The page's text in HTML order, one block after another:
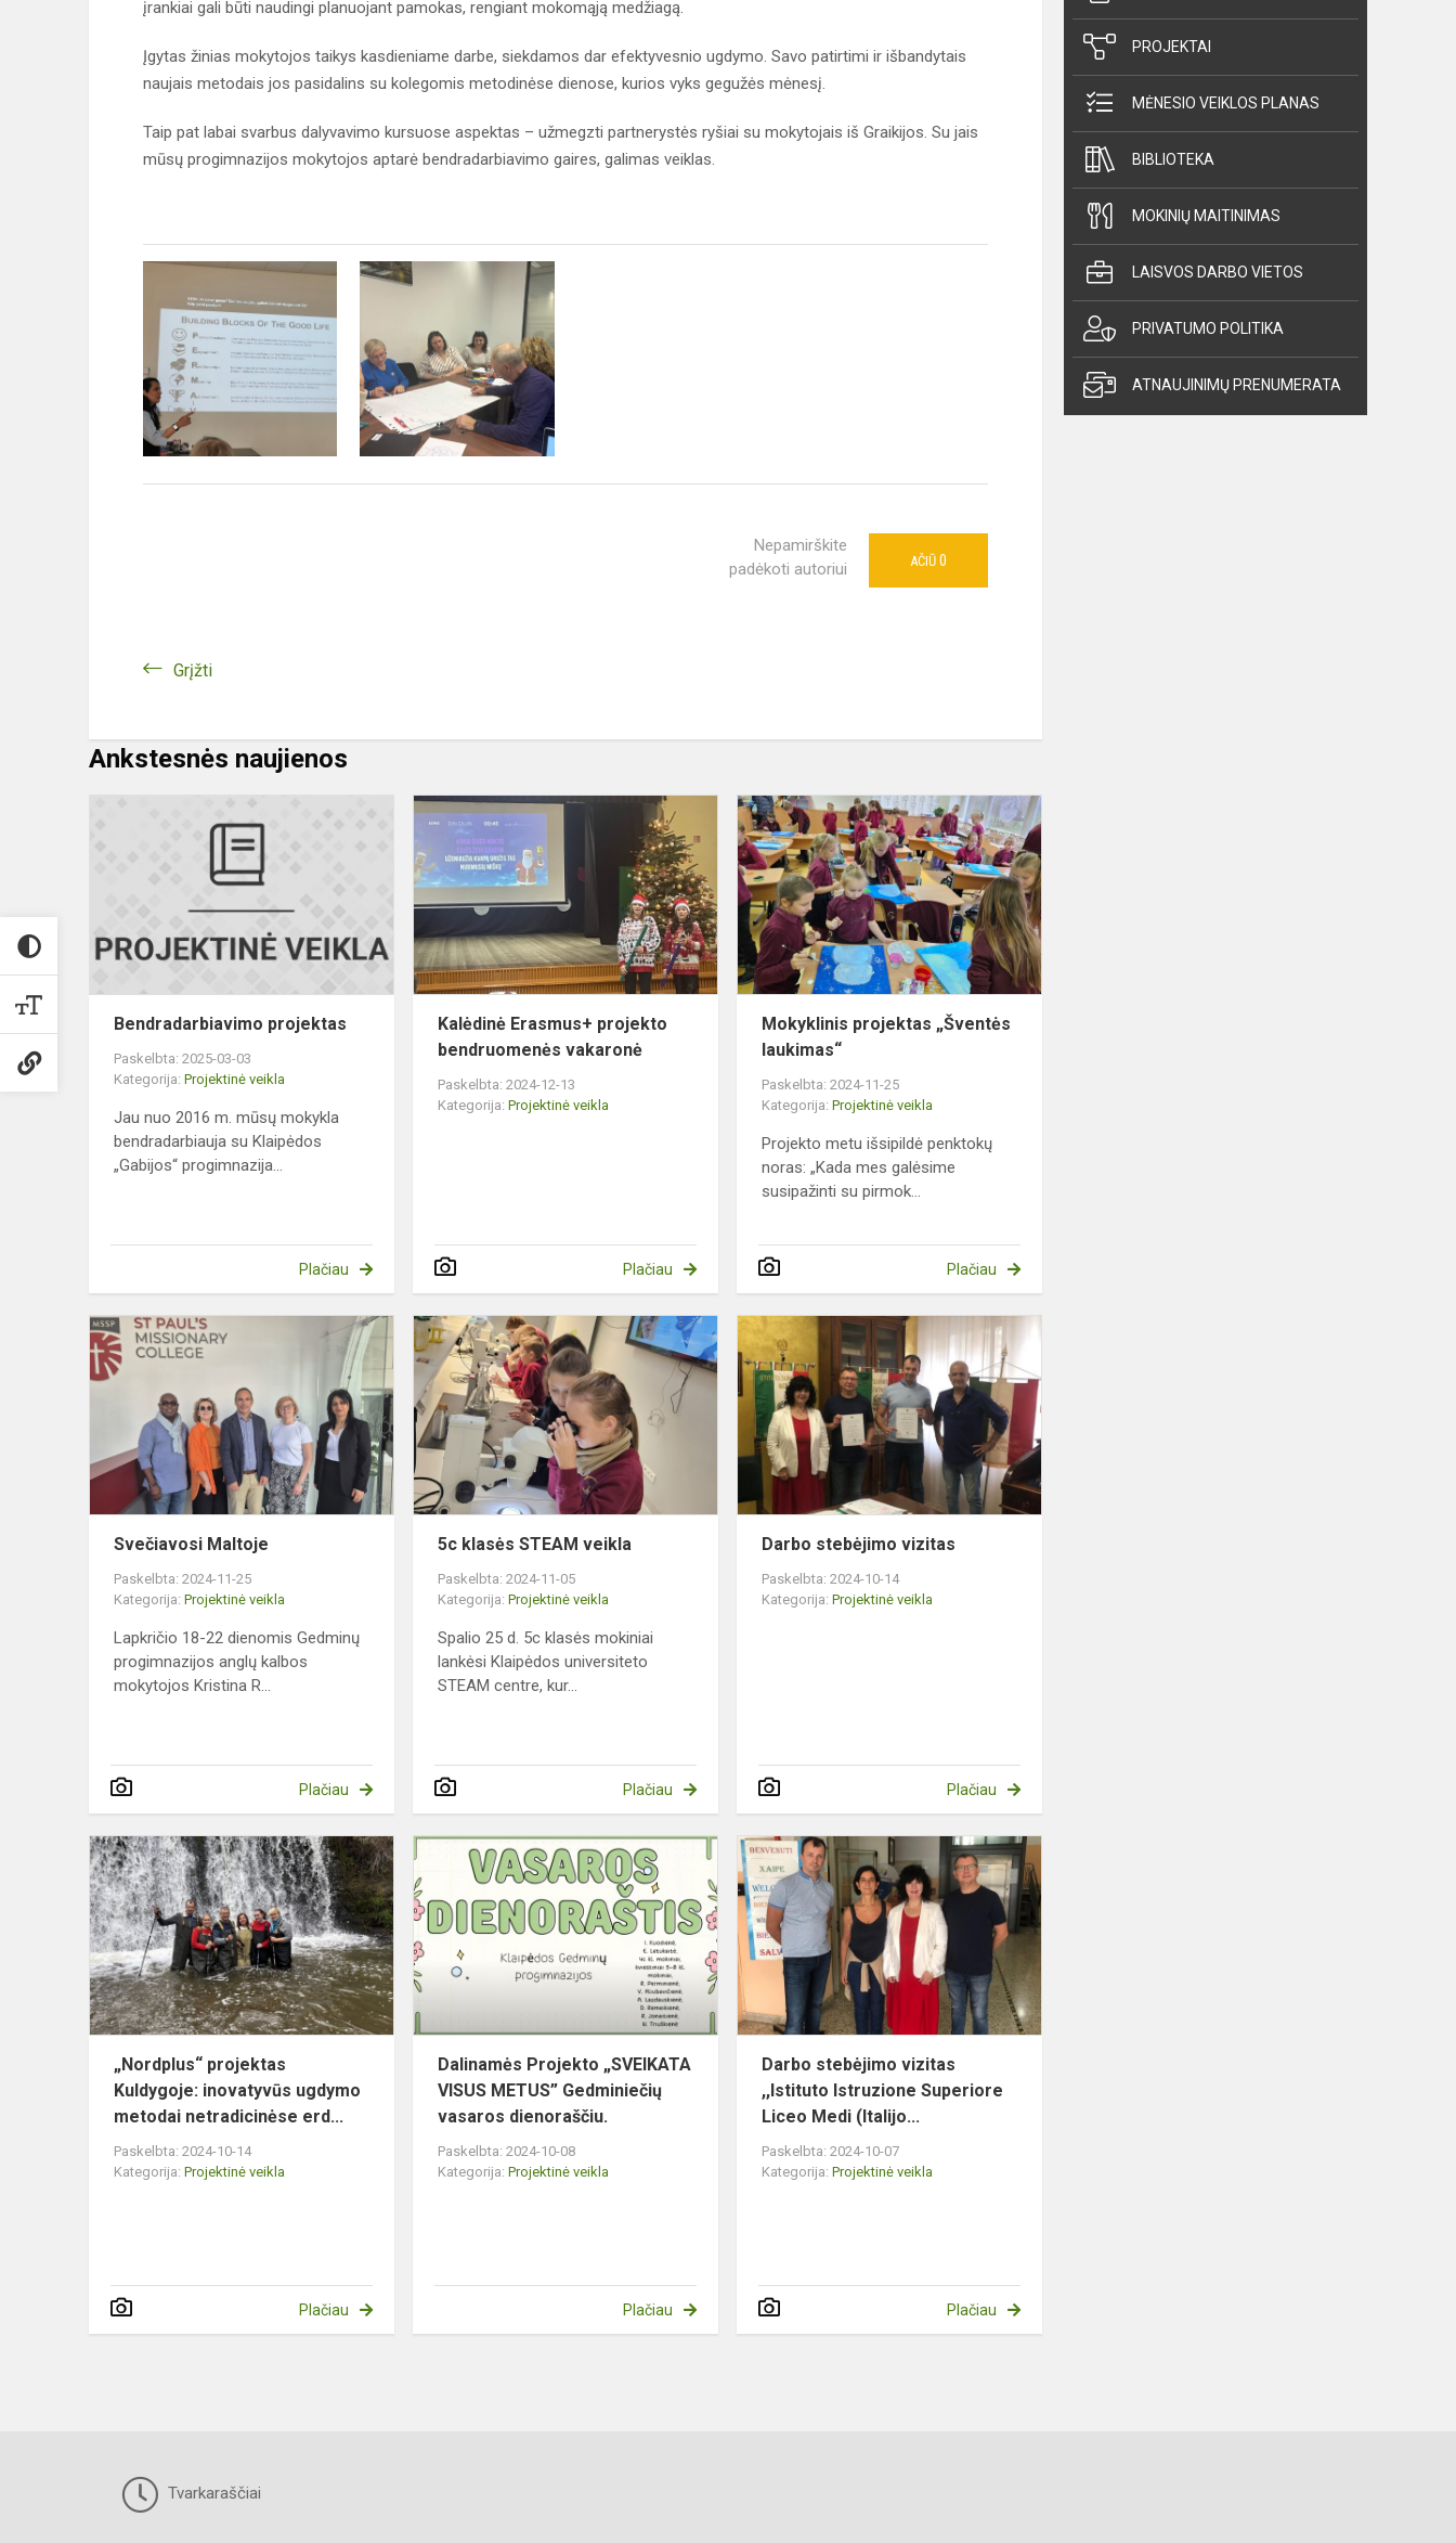
įrankiai gali būti naudingi planuojant pamokas, rengiant mokomąją medžiagą.
Įgytas žinias mokytojos taikys kasdieniame darbe, siekdamos dar efektyvesnio ugdymo. Savo patirtimi ir išbandytais
naujais metodais jos pasidalins su kolegomis metodinėse dienose, kurios vyks gegužės mėnesį.
Taip pat labai svarbus dalyvavimo kursuose aspektas – užmegzti partnerystės ryšiai su mokytojais iš Graikijos. Su jais
mūsų progimnazijos mokytojos aptarė bendradarbiavimo gaires, galimas veiklas.
Nepamirškite
padėkoti autoriui
AČIŪ 0
Grįžti
Ankstesnės naujienos
Bendradarbiavimo
projektas
Bendradarbiavimo projektas
Paskelbta: 2025-03-03
Kategorija: Projektinė veikla
Jau nuo 2016 m. mūsų mokykla
bendradarbiauja su Klaipėdos
„Gabijos“ progimnazija...
Plačiau
Kalėdinė Erasmus+ projekto
bendruomenės
vakaronė
Kalėdinė Erasmus+ projekto
bendruomenės vakaronė
Paskelbta: 2024-12-13
Kategorija:Projektinė veikla
Plačiau
projektas
„Šventės
laukimas“
Mokyklinis projektas „Šventės
laukimas“
Paskelbta: 2024-11-25
Kategorija:Projektinė veikla
Projekto metu išsipildė penktokų
noras: „Kada mes galėsime
susipažinti su pirmok...
Plačiau
Svečiavosi
Maltoje
Svečiavosi Maltoje
Paskelbta: 2024-11-25
Kategorija: Projektinė veikla
Lapkričio 18-22 dienomis Gedminų
progimnazijos anglų kalbos
mokytojos Kristina R...
Plačiau
klasės
STEAM
veikla
5c klasės STEAM veikla
Paskelbta: 2024-11-05
Kategorija:Projektinė veikla
Spalio 25 d. 5c klasės mokiniai
lankėsi Klaipėdos universiteto
STEAM centre, kur...
Plačiau
vizitas
Darbo stebėjimo vizitas
Paskelbta: 2024-10-14
Kategorija:Projektinė veikla
Plačiau
„Nordplus“
projektas
Kuldygoje:
inovatyvūs
ugdymo
metodai
n...
„Nordplus“ projektas
Kuldygoje: inovatyvūs ugdymo
metodai netradicinėse erd...
Paskelbta: 2024-10-14
Kategorija: Projektinė veikla
Plačiau
Dalinamės
Projekto
„SVEIKATA
VISUS
METUS”
Gedminiečių
vasar...
Dalinamės Projekto „SVEIKATA
VISUS METUS” Gedminiečių
vasaros dienoraščiu.
Paskelbta: 2024-10-08
Kategorija:Projektinė veikla
Plačiau
Darbo
vizitas
,,Istituto
Superiore
Darbo stebėjimo vizitas
,,Istituto Istruzione Superiore
Liceo Medi (Italijo...
Paskelbta: 2024-10-07
Kategorija:Projektinė veikla
Plačiau
PROJEKTAI
MĖNESIO VEIKLOS PLANAS
BIBLIOTEKA
MOKINIŲ MAITINIMAS
LAISVOS DARBO VIETOS
PRIVATUMO POLITIKA
ATNAUJINIMŲ PRENUMERATA
Tvarkaraščiai